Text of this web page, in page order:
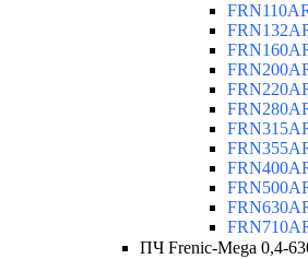
ПЧ Frenic-Mega 0,4-